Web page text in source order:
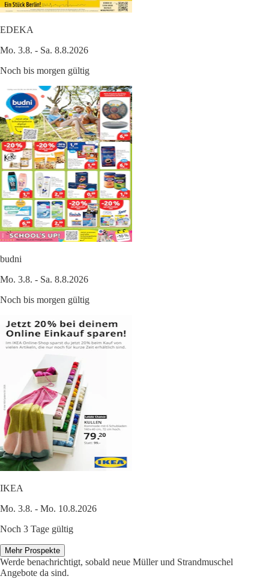
EDEKA
Mo. 3.8. - Sa. 8.8.2026
Noch bis morgen gültig
budni
Mo. 3.8. - Sa. 8.8.2026
Noch bis morgen gültig
IKEA
Mo. 3.8. - Mo. 10.8.2026
Noch 3 Tage gültig
Mehr Prospekte
Werde benachrichtigt, sobald neue Müller und Strandmuschel
Angebote da sind.